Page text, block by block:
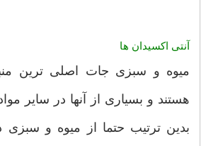
آنتی اکسیدان ها
میوه و سبزی جات اصلی ترین
هستند و بسیاری از آنها در سایر
بدین ترتیب حتما از میوه و سبزی